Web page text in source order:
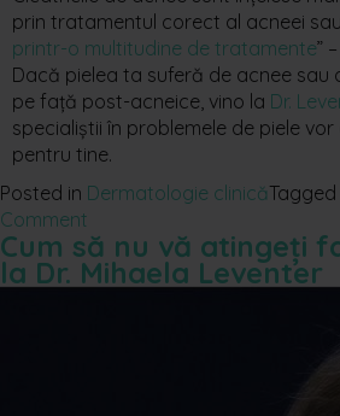
prin tratamentul corect al acneei
printr-o multitudine de tratamente”
Dacă pielea ta suferă de acnee sau
pe față post-acneice, vino la Dr.
specialiștii în problemele de piele
pentru tine.
Posted in Dermatologie clinicăTagged
Comment
Cum să nu vă atingeți
la Dr. Mihaela Leventer